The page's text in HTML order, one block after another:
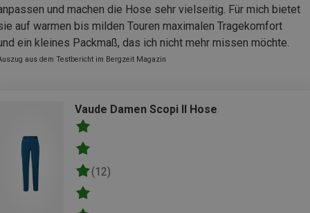
und machen die Hose sehr vielseitig. Für mich bietet
auf warmen bis milden Touren maximalen Tragekomfort
ein kleines Packmaß, das ich nicht mehr missen möchte.
aus dem Testbericht im Bergzeit Magazin
Vaude Damen Scopi II Hose
(12)